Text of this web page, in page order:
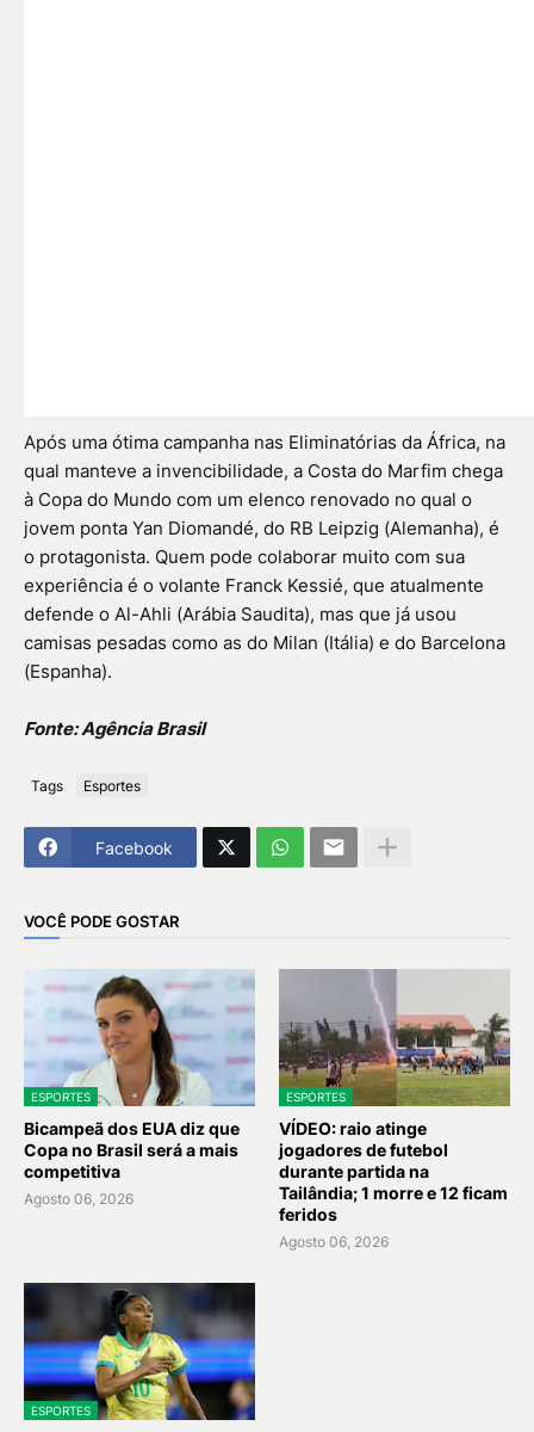
Após uma ótima campanha nas Eliminatórias da África, na
qual manteve a invencibilidade, a Costa do Marfim chega
à Copa do Mundo com um elenco renovado no qual o
jovem ponta Yan Diomandé, do RB Leipzig (Alemanha), é
o protagonista. Quem pode colaborar muito com sua
experiência é o volante Franck Kessié, que atualmente
defende o Al-Ahli (Arábia Saudita), mas que já usou
camisas pesadas como as do Milan (Itália) e do Barcelona
(Espanha).
Fonte: Agência Brasil
Tags Esportes
Facebook
VOCÊ PODE GOSTAR
ESPORTES
Bicampeã dos EUA diz que
Copa no Brasil será a mais
competitiva
Agosto 06, 2026
ESPORTES
VÍDEO: raio atinge
jogadores de futebol
durante partida na
Tailândia; 1 morre e 12 ficam
feridos
Agosto 06, 2026
ESPORTES